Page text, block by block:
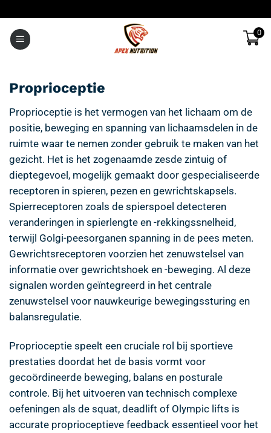
inhoud
0
Proprioceptie
Proprioceptie is het vermogen van het lichaam om de
positie, beweging en spanning van lichaamsdelen in de
ruimte waar te nemen zonder gebruik te maken van het
gezicht. Het is het zogenaamde zesde zintuig of
dieptegevoel, mogelijk gemaakt door gespecialiseerde
receptoren in spieren, pezen en gewrichtskapsels.
Spierreceptoren zoals de spierspoel detecteren
veranderingen in spierlengte en -rekkingssnelheid,
terwijl Golgi-peesorganen spanning in de pees meten.
Gewrichtsreceptoren voorzien het zenuwstelsel van
informatie over gewrichtshoek en -beweging. Al deze
signalen worden geïntegreerd in het centrale
zenuwstelsel voor nauwkeurige bewegingssturing en
balansregulatie.
Proprioceptie speelt een cruciale rol bij sportieve
prestaties doordat het de basis vormt voor
gecoördineerde beweging, balans en posturale
controle. Bij het uitvoeren van technisch complexe
oefeningen als de squat, deadlift of Olympic lifts is
accurate proprioceptieve feedback essentieel voor het